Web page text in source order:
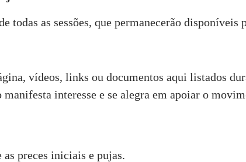
todas as sessões, que permanecerão disponíveis
vídeos, links ou documentos aqui listados
interesse e se alegra em apoiar o
as preces iniciais e pujas.